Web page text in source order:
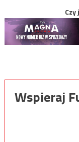
Wspieraj